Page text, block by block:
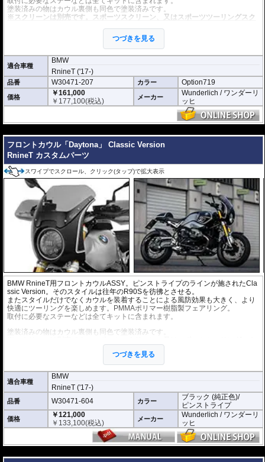
塗装済みの物はカウル裏側も同色で塗装済みです。
※スクリーンは別売です。スポーツスクリーン、又はスポーツツーリングスク
※限りなく近似色としていますが、車体色の経年変化や、光の当たり具合など
により多少の色味の違いがある場合が御座います。予めご了承ください。
つづきを見る
適合車種
BMW
RnineT ('17-)
品番 W30471-207 カラー Option719
価格
￥161,000
￥ 177,100(税込) メーカー
Wunderlich / ワンダーリ
ッヒ
フロントカウル「Daytona」 Classic Version
RnineT カスタムパーツ
スワイプでスクロール、クリック(タップ)で拡大表示
BMW RnineT用フロントカウルASSY。ピンストライプのラインが施されたCla
ssic Version。そのスタイルは往年のR90Sを彷彿とさせる。
またスタイルだけでなくカウルを装着することによる風防効果も大きく、より
快適にツーリングを楽しめます。PMMAポリマー樹脂製フェアリング。
取付に必要なステーなどは全てキットに含まれます。
塗装済みの物はカウル裏側も同色で塗装済みです。
リーンを別途お求めください。
※限りなく近似色としていますが、車体色の経年変化や、光の当たり具合など
により多少の色味の違いがある場合が御座います。予めご了承ください。
つづきを見る
適合車種
BMW
RnineT ('17-)
品番 W30471-604 カラー
ブラック (純正色)/
ピンストライプ
価格
￥121,000
￥ 133,100(税込) メーカー
Wunderlich / ワンダーリ
ッヒ